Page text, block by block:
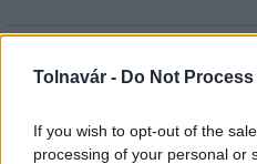
Tolnavár - Do Not
If you wish to opt-out of the
processing of your personal or
MAGYAR ÉPÍTŐK
Aktuális